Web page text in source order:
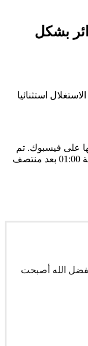
بشكل
استثنائيا
على فيسبوك. تم
تمديد ساعات استغلال الميترو إلى غاية الساعة 01:00 بعد منتصف
الله أصبحت